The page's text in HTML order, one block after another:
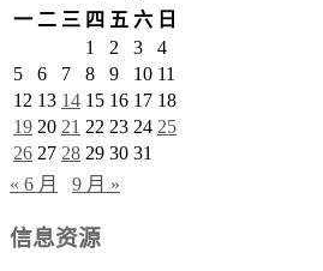
一 二 三 四 五 六 日
1
2 3
4
5
6 7 8 9 10 11
12 13 14 15 16 17 18
19 20 21 22 23 24 25
26 27 28 29 30 31
« 6 月
9 月 »
信息资源